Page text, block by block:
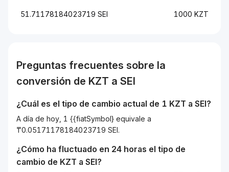
51.71178184023719 SEI 1000 KZT
Preguntas frecuentes sobre la
conversión de KZT a SEI
¿Cuál es el tipo de cambio actual de 1 KZT a SEI?
A día de hoy, 1 {{fiatSymbol} equivale a
₸0.05171178184023719 SEI.
¿Cómo ha fluctuado en 24 horas el tipo de
cambio de KZT a SEI?